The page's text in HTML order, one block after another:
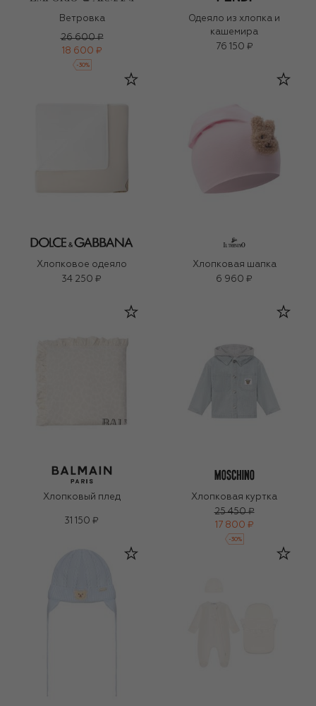
Ветровка
26 600 ₽
18 600 ₽
-30%
Одеяло из хлопка и
кашемира
76 150 ₽
Хлопковое одеяло
34 250 ₽
Хлопковая шапка
6 960 ₽
Хлопковый плед
31 150 ₽
Хлопковая куртка
25 450 ₽
17 800 ₽
-30%